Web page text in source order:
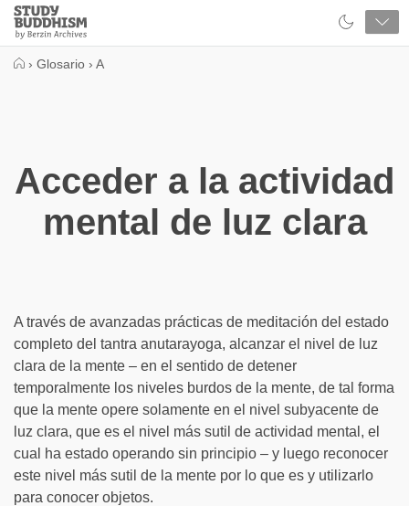
Close
Study
Buddhism
› Glosario › A
Acceder a la actividad
mental de luz clara
A través de avanzadas prácticas de meditación del estado
completo del tantra anutarayoga, alcanzar el nivel de luz
clara de la mente – en el sentido de detener
temporalmente los niveles burdos de la mente, de tal forma
que la mente opere solamente en el nivel subyacente de
luz clara, que es el nivel más sutil de actividad mental, el
cual ha estado operando sin principio – y luego reconocer
este nivel más sutil de la mente por lo que es y utilizarlo
para conocer objetos.